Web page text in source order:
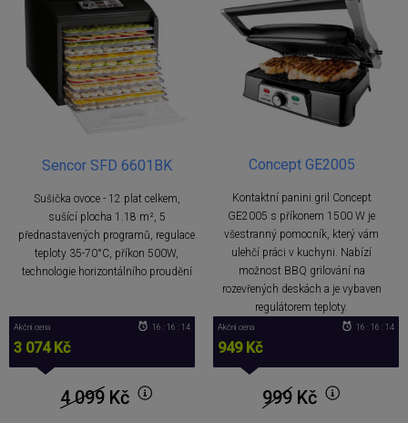
Sencor SFD 6601BK
Sušička ovoce - 12 plat celkem,
sušící plocha 1.18 m², 5
přednastavených programů, regulace
teploty 35-70°C, příkon 500W,
technologie horizontálního proudění
Akční cena
3 074 Kč
16 : 16 : 13
4 099 Kč
Concept GE2005
Kontaktní panini gril Concept
GE2005 s příkonem 1500 W je
všestranný pomocník, který vám
ulehčí práci v kuchyni. Nabízí
možnost BBQ grilování na
rozevřených deskách a je vybaven
regulátorem teploty.
Akční cena
949 Kč
16 : 16 : 13
999 Kč